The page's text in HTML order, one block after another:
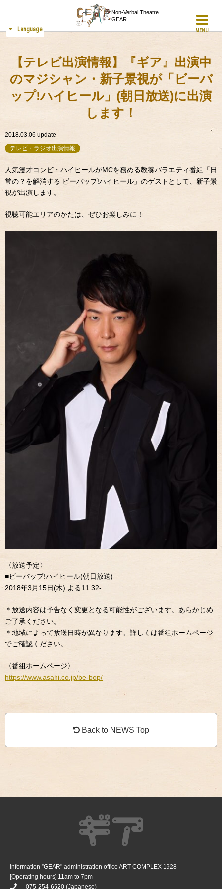
Non-Verbal Theatre
GEAR
MENU
Language
【テレビ出演情報】『ギア』出演中
のマジシャン・新子景視が「ビーバ
ップ!ハイヒール」(朝日放送)に出演
します！
2018.03.06 update
テレビ・ラジオ出演情報
人気漫才コンビ・ハイヒールがMCを務める教養バラエティ番組「日
常の？を解消する ビーバップ!ハイヒール」のゲストとして、新子景
視が出演します。
視聴可能エリアのかたは、ぜひお楽しみに！
〈放送予定〉
■ビーバップ!ハイヒール(朝日放送)
2018年3月15日(木) よる11:32-
＊放送内容は予告なく変更となる可能性がございます。あらかじめ
ご了承ください。
＊地域によって放送日時が異なります。詳しくは番組ホームページ
でご確認ください。
〈番組ホームページ〉
https://www.asahi.co.jp/be-bop/
Back to NEWS Top
Information ”GEAR" administration office ART COMPLEX 1928
[Operating hours] 11am to 7pm
075-254-6520 (Japanese)